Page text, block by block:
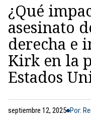
¿Qué
asesinato
derecha e
Kirk en la
Estados
septiembre 12, 2025 Por: